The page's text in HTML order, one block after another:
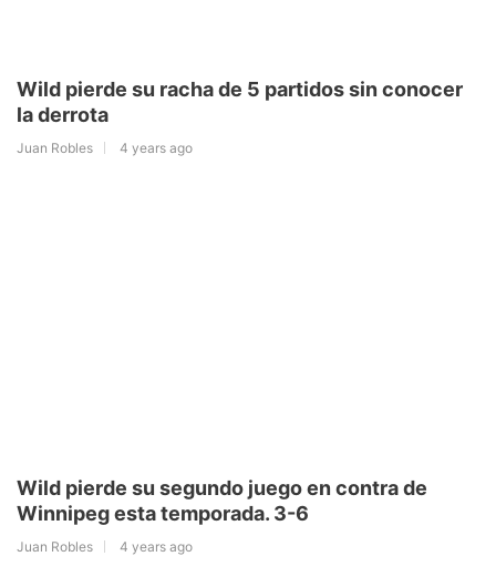
Wild pierde su racha de 5 partidos sin conocer
la derrota
Juan Robles 4 years ago
Wild pierde su segundo juego en contra de
Winnipeg esta temporada. 3-6
Juan Robles 4 years ago